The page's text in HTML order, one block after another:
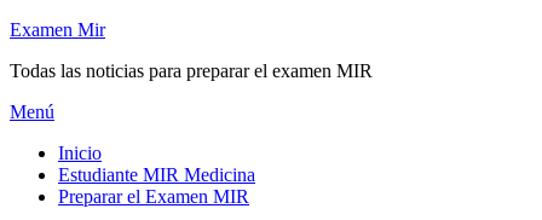
Saltar
contenido
Examen Mir
Todas las noticias para preparar el examen MIR
Menú
Inicio
Estudiante MIR Medicina
Preparar el Examen MIR